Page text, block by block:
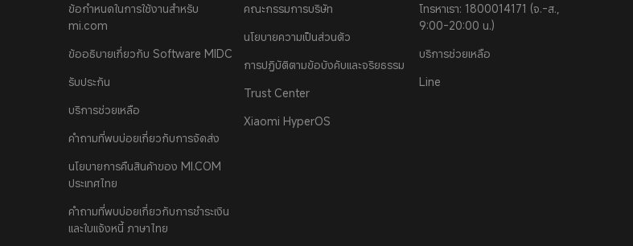
ข้อกำหนดในการใช้งานสำหรับ
mi.com
ข้ออธิบายเกี่ยวกับ Software MIDC
รับประกัน
บริการช่วยเหลือ
คำถามที่พบบ่อยเกี่ยวกับการจัดส่ง
นโยบายการคืนสินค้าของ MI.COM
ประเทศไทย
คำถามที่พบบ่อยเกี่ยวกับการชำระเงิน
และใบแจ้งหนี้ ภาษาไทย
คณะกรรมการบริษัท
นโยบายความเป็นส่วนตัว
การปฏิบัติตามข้อบังคับและจริยธรรม
Trust Center
Xiaomi HyperOS
โทรหาเรา: 1800014171 (จ.-ส.,
9:00-20:00 น.)
บริการช่วยเหลือ
Line